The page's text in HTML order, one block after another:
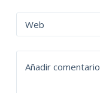
Web
Añadir comentario
a
t